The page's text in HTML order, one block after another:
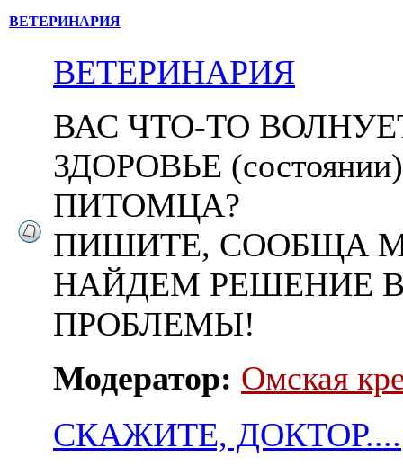
ВЕТЕРИНАРИЯ
ВЕТЕРИНАРИЯ
ВАС ЧТО-ТО
ЗДОРОВЬЕ
ПИТОМЦА?
ПИШИТЕ, СООБЩА
НАЙДЕМ РЕШЕНИЕ
ПРОБЛЕМЫ!
Модератор: Омская
СКАЖИТЕ, ДОКТОР....